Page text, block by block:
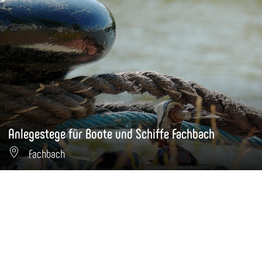
Anlegestege für Boote und Schiffe Fachbach
Fachbach